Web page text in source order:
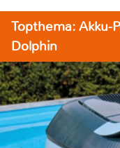
Topthema: Akku-
Dolphin